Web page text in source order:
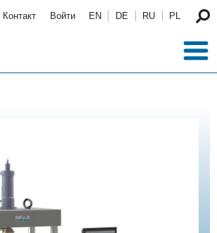
Контакт Войти EN DE RU PL